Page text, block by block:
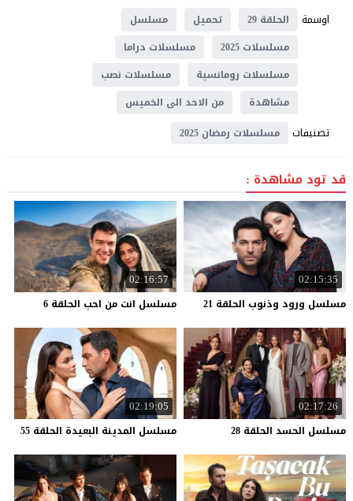
اوسمة
الحلقة 29 تحميل
مسلسل
مسلسلات 2025
مسلسلات دراما
مسلسلات رومانسية
مسلسلات نصب
مشاهدة
من الاحد الى الخميس
تصنيفات مسلسلات رمضان 2025
قد تود مشاهدة :
02:15:35
مسلسل ورود وذنوب الحلقة 21
02:16:57
مسلسل انت من احب الحلقة 6
02:17:26
مسلسل الحسد الحلقة 28
02:19:05
مسلسل المدينة البعيدة الحلقة 55